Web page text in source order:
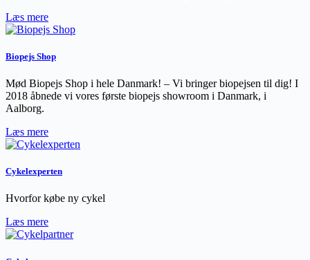
Læs mere
Biopejs Shop
Mød Biopejs Shop i hele Danmark! – Vi bringer biopejsen til dig! I
2018 åbnede vi vores første biopejs showroom i Danmark, i
Aalborg.
Læs mere
Cykelexperten
Hvorfor købe ny cykel
Læs mere